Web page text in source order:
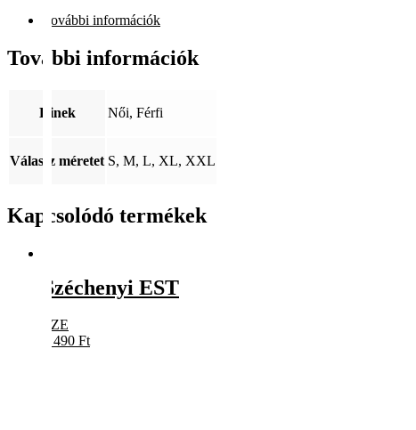
További információk
További információk
Kinek Női, Férfi
Válassz méretet S, M, L, XL, XXL
Kapcsolódó termékek
Széchenyi EST
SZE
5 490 Ft